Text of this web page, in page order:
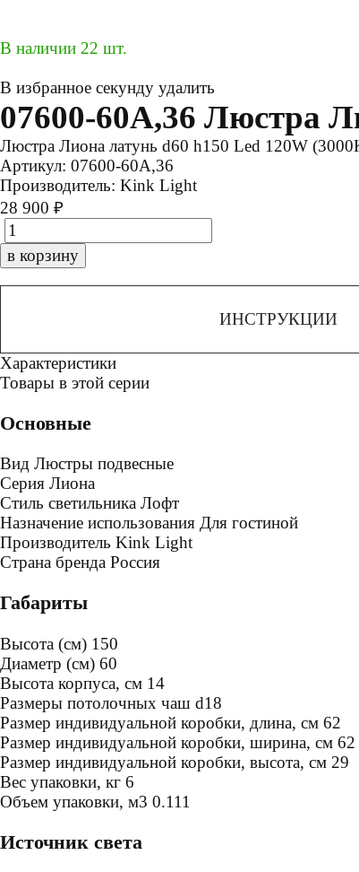
В наличии 22 шт.
В избранное секунду удалить
07600-60A,36 Люстра
Люстра Лиона латунь d60 h150 Led 120W
Артикул: 07600-60A,36
Производитель: Kink Light
28 900 ₽
в корзину
ИНСТРУКЦИИ
Характеристики
Товары в этой серии
Основные
Вид Люстры подвесные
Серия Лиона
Стиль светильника Лофт
Назначение использования Для гостиной
Производитель Kink Light
Страна бренда Россия
Габариты
Высота (см) 150
Диаметр (см) 60
Высота корпуса, см 14
Размеры потолочных чаш d18
Размер индивидуальной коробки, длина, см 62
Размер индивидуальной коробки, ширина, см 62
Размер индивидуальной коробки, высота, см 29
Bес упаковки, кг 6
Oбъем упаковки, м3 0.111
Источник света